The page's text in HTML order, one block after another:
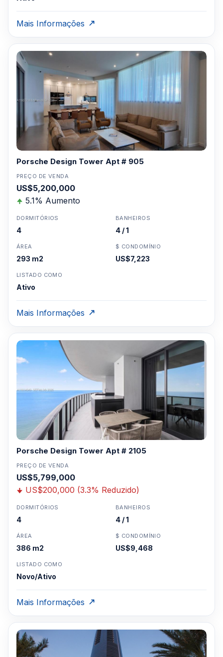
Mais Informações
Porsche Design Tower Apt # 905
PREÇO DE VENDA
US$5,200,000
5.1% Aumento
DORMITÓRIOS
4
BANHEIROS
4 / 1
ÁREA
293 m2
$ CONDOMÍNIO
US$7,223
LISTADO COMO
Ativo
Mais Informações
Porsche Design Tower Apt # 2105
PREÇO DE VENDA
US$5,799,000
US$200,000 (3.3% Reduzido)
DORMITÓRIOS
4
BANHEIROS
4 / 1
ÁREA
386 m2
$ CONDOMÍNIO
US$9,468
LISTADO COMO
Novo/Ativo
Mais Informações